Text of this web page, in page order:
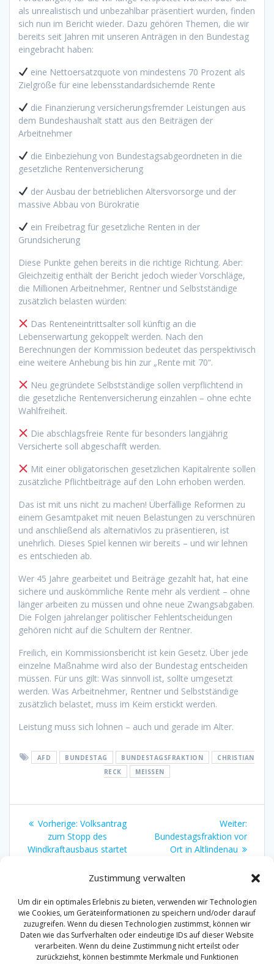
Zustimmung verwalten
Um dir ein optimales Erlebnis zu bieten, verwenden wir Technologien
wie Cookies, um Geräteinformationen zu speichern und/oder darauf
zuzugreifen. Wenn du diesen Technologien zustimmst, können wir
Daten wie das Surfverhalten oder eindeutige IDs auf dieser Website
verarbeiten. Wenn du deine Zustimmung nicht erteilst oder
zurückziehst, können bestimmte Merkmale und Funktionen
als unrealistisch und unbezahlbar präsentiert wurden, finden
sich nun im Bericht wieder. Dazu gehören Themen, die wir
bereits seit Jahren mit unseren Anträgen in den Bundestag
eingebracht haben:
eine Nettoersatzquote von mindestens 70 Prozent als
Zielgröße für eine lebensstandardsichernde Rente
die Finanzierung versicherungsfremder Leistungen aus
dem Bundeshaushalt statt aus den Beiträgen der
Arbeitnehmer
die Einbeziehung von Bundestagsabgeordneten in die
gesetzliche Rentenversicherung
der Ausbau der betrieblichen Altersvorsorge und der
massive Abbau von Bürokratie
ein Freibetrag für gesetzliche Renten in der
Grundsicherung
Diese Punkte gehen bereits in die richtige Richtung. Aber:
Gleichzeitig enthält der Bericht jedoch wieder Vorschläge,
die Millionen Arbeitnehmer, Rentner und Selbstständige
zusätzlich belasten würden:
Das Renteneintrittsalter soll künftig an die
Lebenserwartung gekoppelt werden. Nach den
Berechnungen der Kommission bedeutet das perspektivisch
eine weitere Anhebung bis hin zur „Rente mit 70“.
Neu gegründete Selbstständige sollen verpflichtend in
die gesetzliche Rentenversicherung einzahlen – ohne echte
Wahlfreiheit.
Die abschlagsfreie Rente für besonders langjährig
Versicherte soll abgeschafft werden.
Mit einer obligatorischen gesetzlichen Kapitalrente sollen
zusätzliche Pflichtbeiträge auf den Lohn erhoben werden.
Das ist mit uns nicht zu machen! Überfällige Reformen zu
einem Gesamtpaket mit neuen Belastungen zu verschnüren
und anschließend als alternativlos zu präsentieren, ist
unehrlich. Dieses Spiel kennen wir bereits – und wir lehnen
es entschieden ab.
Wer 45 Jahre gearbeitet und Beiträge gezahlt hat, hat eine
sichere und auskömmliche Rente mehr als verdient – ohne
länger arbeiten zu müssen und ohne neue Zwangsabgaben.
Die Folgen jahrelanger politischer Fehlentscheidungen
gehören nicht auf die Schultern der Rentner.
Freilich, ein Kommissionsbericht ist kein Gesetz. Über jede
einzelne Maßnahme wird also der Bundestag entscheiden
müssen. Für uns gilt: Was sinnvoll ist, sollte umgesetzt
werden. Was Arbeitnehmer, Rentner und Selbstständige
zusätzlich belastet, muss im Keim erstickt werden.
Leistung muss sich lohnen – auch und gerade im Alter.
AFD BUNDESTAG BUNDESTAGSFRAKTION
CHRISTIAN
RECK
MEISSEN
Beitragsnavigation
Vorherige: Vorheriger
Beitrag:
Volksantrag
zum Stopp des
Windkraftausbaus startet
Weiter:
Bundestagsfraktion vor
Ort in Altlindenau
Impressum
Datenschutzerklärung